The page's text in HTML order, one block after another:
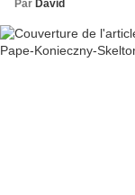
Par David